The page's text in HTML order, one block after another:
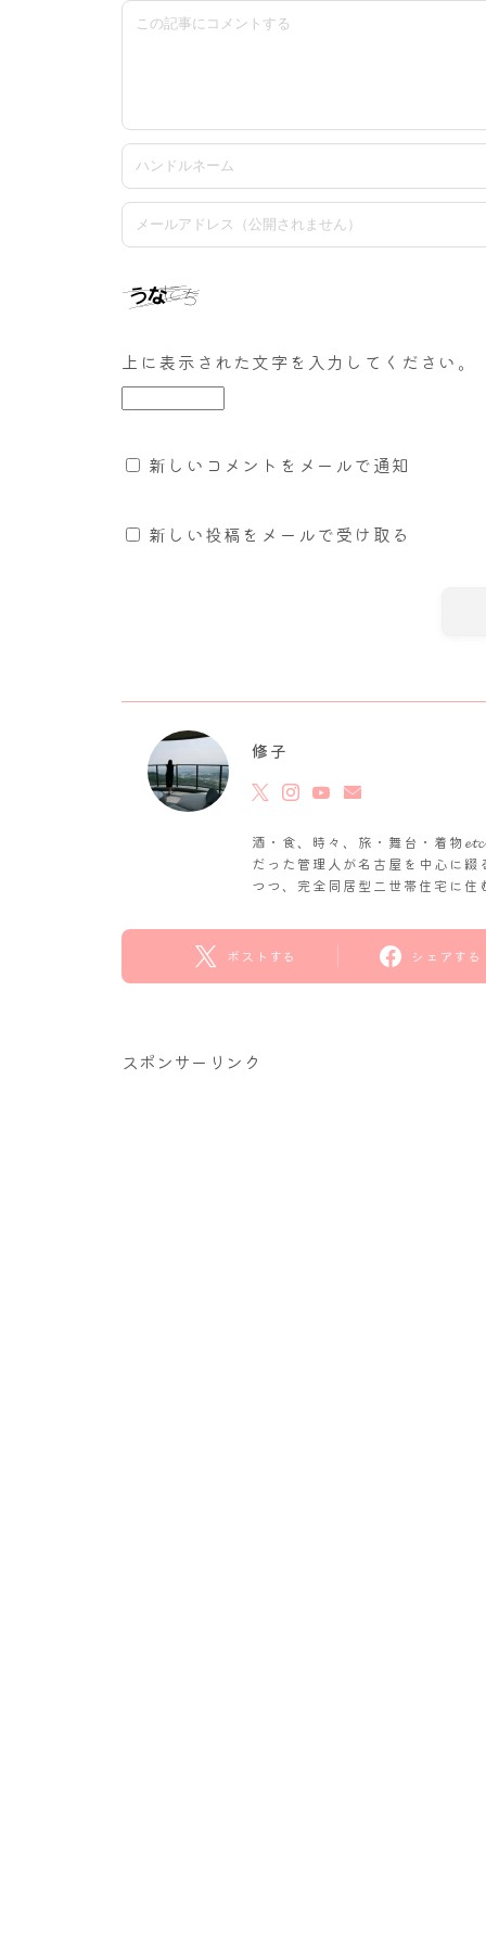
上に表示された文字を入力してください。
新しいコメントをメールで通知
新しい投稿をメールで受け取る
修子
酒・食、時々、旅・舞台・着物
だった管理人が名古屋を中心に
つつ、完全同居型二世帯住宅に
ポストする シェアする
スポンサーリンク